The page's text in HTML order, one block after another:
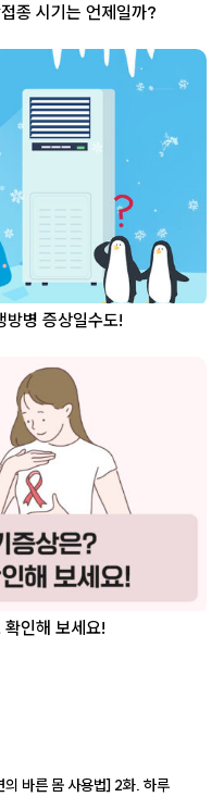
종 시기는 언제일까?
방병 증상일수도!
인해 보세요!
의 바른 몸 사용법] 2화. 하루